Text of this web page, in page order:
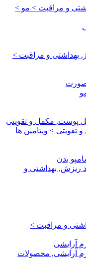
و مراقبت > مو >
بهداشتی و مراقبت >
صورت
پوست, مکمل و تقویتی
تقویتی > ویتامین ها
بدن
ریزش, بهداشتی و
و مراقبت >
آرایشی
آرایشی, محصولات